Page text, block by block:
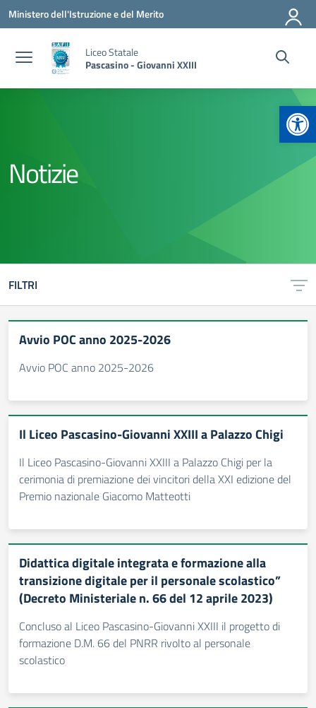
Vai ai contenuti
Vai al menu di navigazione
Vai al footer
Ministero dell'Istruzione e del Merito
Liceo Statale
Pascasino - Giovanni XXIII
Notizie
FILTRI
Avvio POC anno 2025-2026
Avvio POC anno 2025-2026
Il Liceo Pascasino-Giovanni XXIII a Palazzo Chigi
Il Liceo Pascasino-Giovanni XXIII a Palazzo Chigi per la
cerimonia di premiazione dei vincitori della XXI edizione del
Premio nazionale Giacomo Matteotti
Didattica digitale integrata e formazione alla
transizione digitale per il personale scolastico”
(Decreto Ministeriale n. 66 del 12 aprile 2023)
Concluso al Liceo Pascasino-Giovanni XXIII il progetto di
formazione D.M. 66 del PNRR rivolto al personale
scolastico